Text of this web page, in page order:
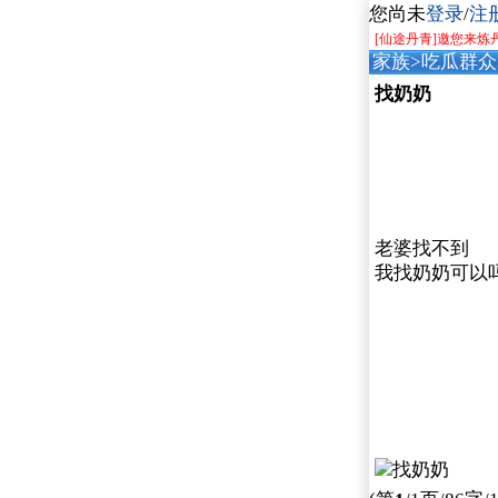
您尚未登录/注
[仙途丹青]邀您来炼
家族>吃瓜群众
找奶奶
老婆找不到
我找奶奶可以